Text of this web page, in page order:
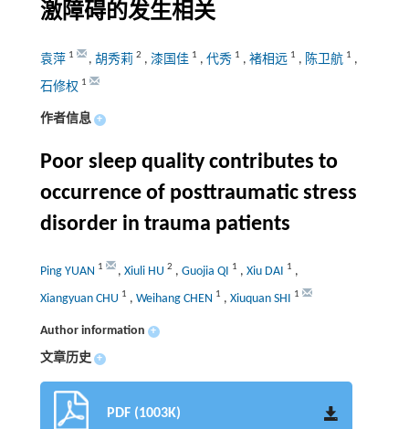
激障碍的发生相关
袁萍 1 , 胡秀莉 2 , 漆国佳 1 , 代秀 1 , 褚相远 1 , 陈卫航 1 ,
石修权 1
作者信息 +
Poor sleep quality contributes to
occurrence of posttraumatic stress
disorder in trauma patients
Ping YUAN 1 , Xiuli HU 2 , Guojia QI 1 , Xiu DAI 1 ,
Xiangyuan CHU 1 , Weihang CHEN 1 , Xiuquan SHI 1
Author information +
文章历史 +
PDF (1003K)